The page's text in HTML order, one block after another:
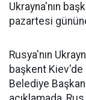
Ukrayna'nın
pazartesi
Rusya'nın
başkent
Belediye